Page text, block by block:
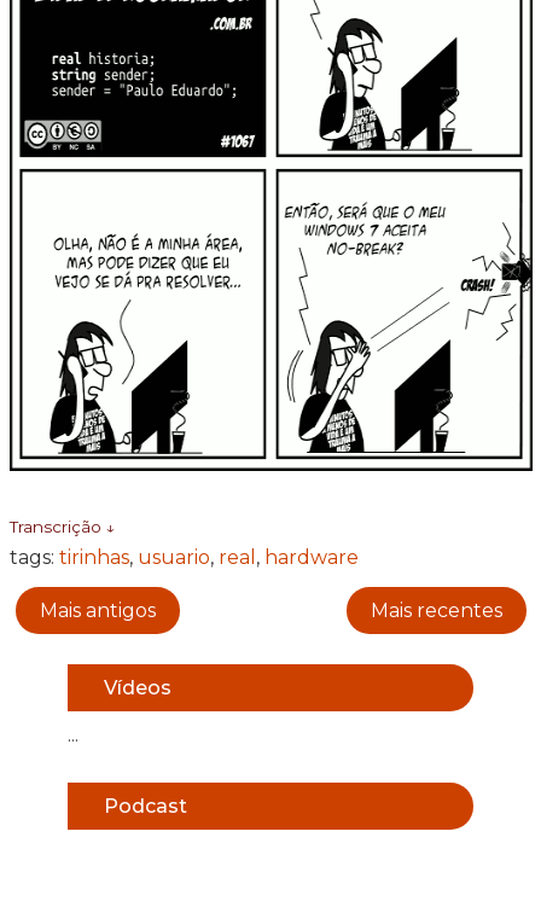
Transcrição ↓
tags: tirinhas, usuario, real , hardware
Mais antigos Mais recentes
Vídeos
...
Podcast